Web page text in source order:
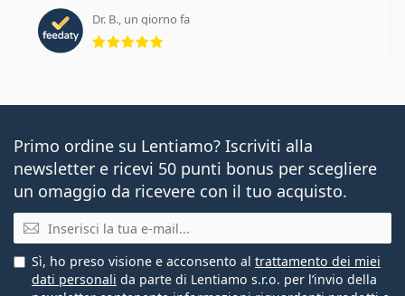
Dr. B., un giorno fa
Primo ordine su Lentiamo? Iscriviti alla
newsletter e ricevi 50 punti bonus per scegliere
un omaggio da ricevere con il tuo acquisto.
E-mail
Sì, ho preso visione e acconsento al trattamento dei miei
dati personali da parte di Lentiamo s.r.o. per l’invio della